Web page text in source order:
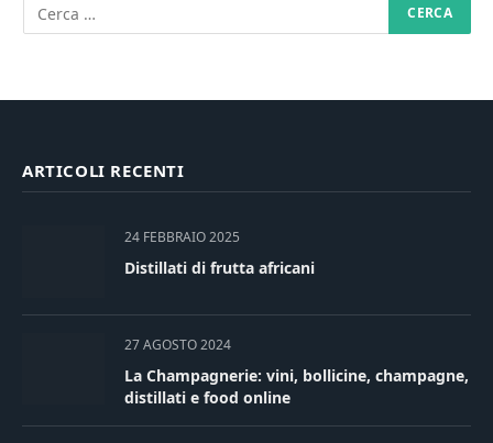
ARTICOLI RECENTI
24 FEBBRAIO 2025
Distillati di frutta africani
27 AGOSTO 2024
La Champagnerie: vini, bollicine, champagne,
distillati e food online